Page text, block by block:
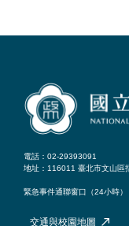
電話：02-29393091
地址：116011 臺北市文山區
緊急事件通聯窗口（24小時
交通與校園地圖